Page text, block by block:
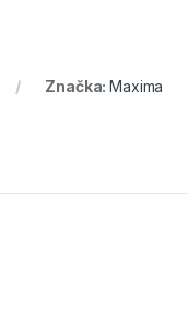
Značka:Maxima